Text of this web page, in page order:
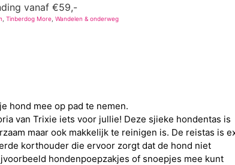
vanaf €59,-
,Tinberdog More ,Wandelen & onderweg
hond mee op pad te nemen.
van Trixie iets voor jullie! Deze sjieke hondentas is
maar ook makkelijk te reinigen is. De reistas is
korthouder die ervoor zorgt dat de hond niet
hondenpoepzakjes of snoepjes mee kunt